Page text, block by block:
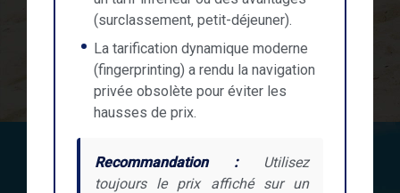
(surclassement, petit-déjeuner).
La tarification dynamique moderne
(fingerprinting) a rendu la navigation
privée obsolète pour éviter les
hausses de prix.
Recommandation :Utilisez
toujours le prix affiché sur un